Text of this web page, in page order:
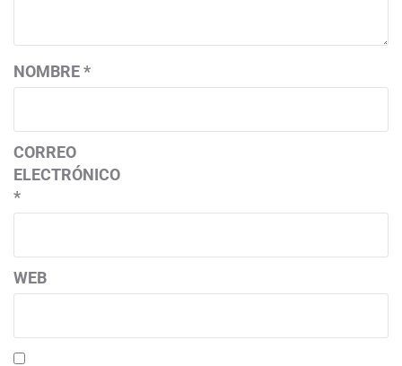
NOMBRE*
CORREO
ELECTRÓNICO
*
WEB